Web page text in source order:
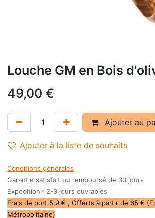
Louche GM en Bois
49,00 €
Ajouter au
Ajouter à la liste de souhaits
Conditions générales
Garantie satisfait ou remboursé de 30 jours
Expédition : 2-3 jours ouvrables
Frais de port 5,9 € , Offerts à partir de 65 €
Métropolitaine)